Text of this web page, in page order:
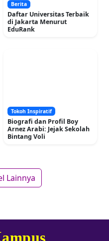
Berita
Daftar Universitas Terbaik
di Jakarta Menurut
EduRank
Tokoh Inspiratif
Biografi dan Profil Boy
Arnez Arabi: Jejak Sekolah
Bintang Voli
Lainnya